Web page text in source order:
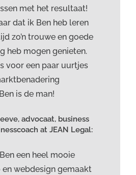
met het resultaat!
dat ik Ben heb leren
zo’n trouwe en goede
heb mogen genieten.
voor een paar uurtjes
is de man!
advocaat, business
at JEAN Legal:
een heel mooie
webdesign gemaakt